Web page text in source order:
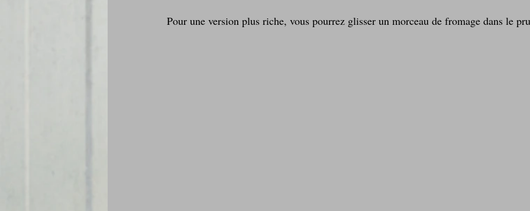
Pour une version plus riche, vous pourrez glisser un morceau de fromage dans le